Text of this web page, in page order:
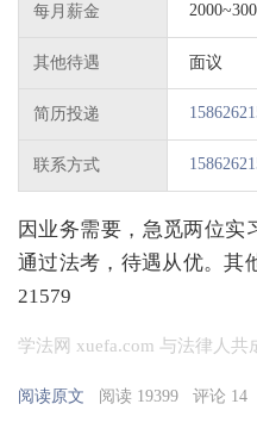
每月薪金
其他待遇 面议
简历投递
联系方式
因业务需要，急觅两位实
通过法考，待遇从优。其
21579
学法网 xuefa.com 与法律人共
阅读原文 阅读 19399 评论 14